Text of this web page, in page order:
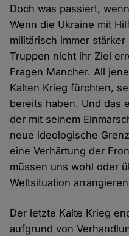
Doch was passiert,
Wenn die Ukraine mit
militärisch immer
Truppen nicht ihr Ziel
Fragen Mancher. All
Kalten Krieg fürchten,
bereits haben. Und das
der mit seinem
neue ideologische
eine Verhärtung der
müssen uns wohl oder
Weltsituation
Der letzte Kalte Krieg
aufgrund von